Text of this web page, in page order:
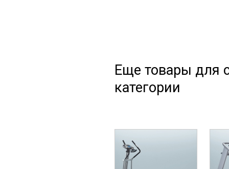
Еще товары для
категории